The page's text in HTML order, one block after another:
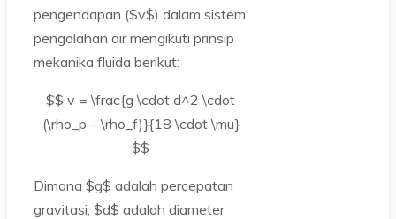
pengendapan ($v$) dalam sistem
pengolahan air mengikuti prinsip
mekanika fluida berikut:
$$ v = \frac{g \cdot d^2 \cdot
(\rho_p – \rho_f)}{18 \cdot \mu}
$$
Dimana $g$ adalah percepatan
gravitasi, $d$ adalah diameter